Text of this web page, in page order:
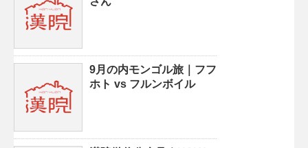
9月の内モンゴル旅｜フフ
ホト vs フルンボイル